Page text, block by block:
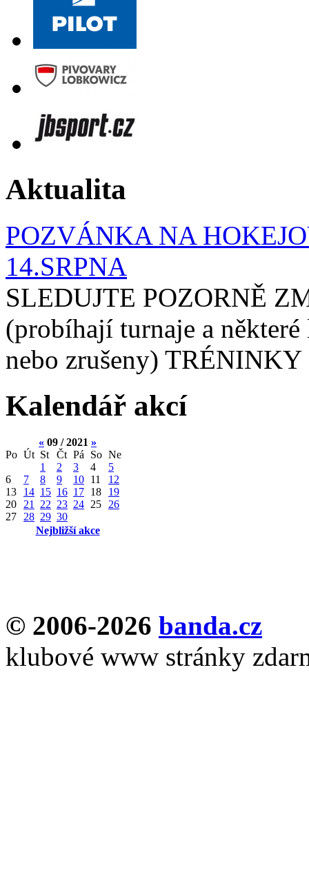
Aktualita
POZVÁNKA NA
14.SRPNA
SLEDUJTE POZORNĚ
(probíhají turnaje a
nebo zrušeny)
Kalendář akcí
« 09 / 2021 »
Po Út St Čt Pá So Ne
1
2 3 4
5
6
7 8 9 10 11
12
13
14 15 16 17 18
19
20
21 22 23 24 25
26
27
28 29 30
Nejbližší akce
© 2006-2026 banda.cz
klubové www stránky